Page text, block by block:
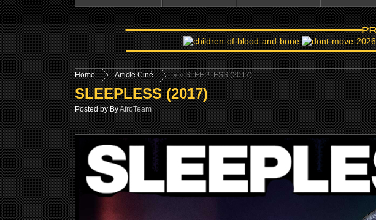
Home »
Article Ciné » SLEEPLESS (2017)
SLEEPLESS (2017)
Posted by ByAfroTeam